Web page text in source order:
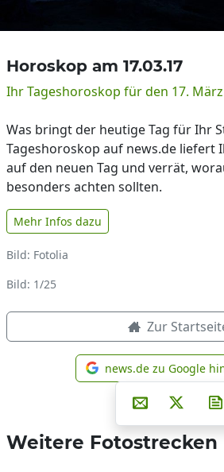
Horoskop am 17.03.17
Ihr Tageshoroskop für den 17. März
Was bringt der heutige Tag für Ihr
Tageshoroskop auf news.de liefert
auf den neuen Tag und verrät,
besonders achten sollten.
Mehr Infos dazu
Bild: Fotolia
Bild: 1/25
Zur
news.de zu Google
Teilen auf
Teilen
Per E-Mail
Post
Weitere Fotostrecken